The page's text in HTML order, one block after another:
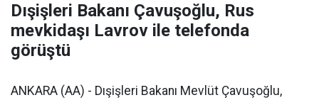
Dışişleri Bakanı Çavuşoğlu, Rus
mevkidaşı Lavrov ile telefonda
görüştü
ANKARA (AA) - Dışişleri Bakanı Mevlüt Çavuşoğlu,